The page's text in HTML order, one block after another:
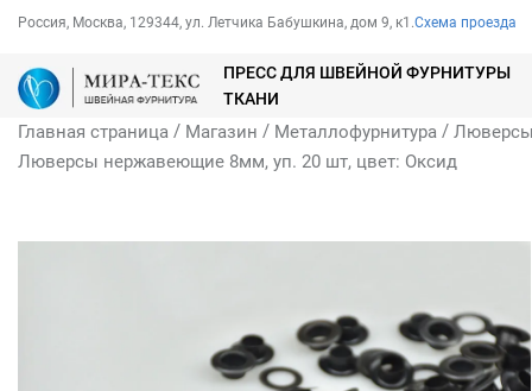
Россия, Москва, 129344, ул. Летчика Бабушкина, дом 9, к1.Схема проезда
ПРЕСС ДЛЯ ШВЕЙНОЙ ФУРНИТУРЫ
ТКАНИ
Главная страница / Магазин / Металлофурнитура / Люверсы
Люверсы нержавеющие 8мм, уп. 20 шт, цвет: Оксид